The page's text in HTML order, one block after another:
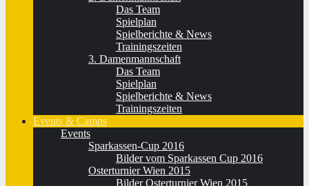
Das Team
Spielplan
Spielberichte & News
Trainingszeiten
3. Damenmannschaft
Das Team
Spielplan
Spielberichte & News
Trainingszeiten
Events & Camps
Events
Sparkassen-Cup 2016
Bilder vom Sparkassen Cup 2016
Osterturnier Wien 2015
Bilder Osterturnier Wien 2015